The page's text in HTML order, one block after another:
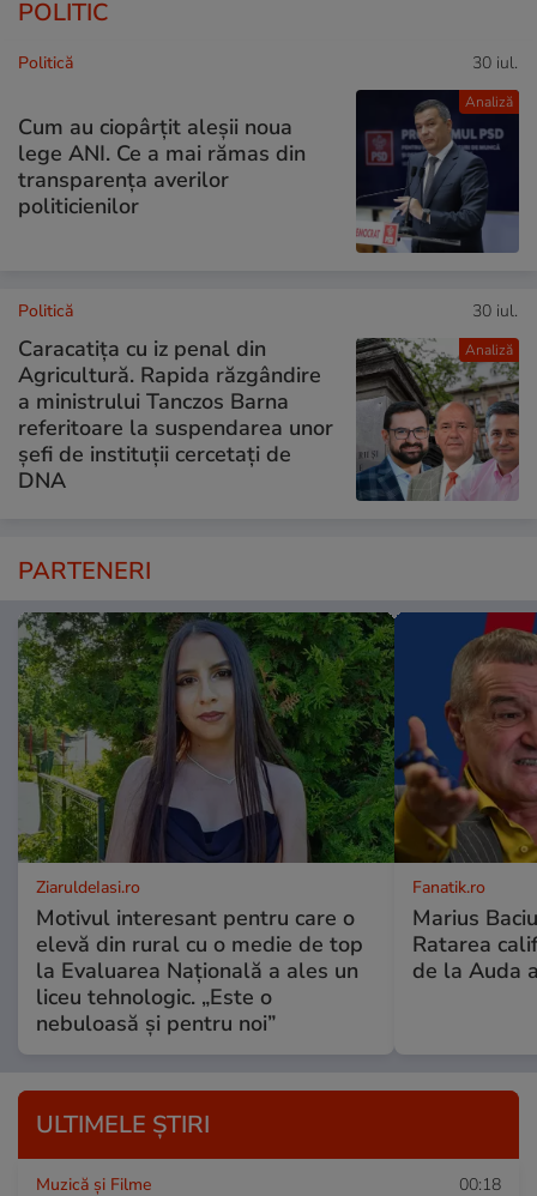
POLITIC
Analiză
Politică 30 iul.
Cum au ciopârțit aleșii noua
lege ANI. Ce a mai rămas din
transparența averilor
politicienilor
Analiză
Politică 30 iul.
Caracatița cu iz penal din
Agricultură. Rapida răzgândire
a ministrului Tanczos Barna
referitoare la suspendarea unor
șefi de instituții cercetați de
DNA
PARTENERI
ZiaruldeIasi.ro
Motivul interesant pentru care o
elevă din rural cu o medie de top
la Evaluarea Națională a ales un
liceu tehnologic. „Este o
nebuloasă și pentru noi”
Fanatik.ro
Marius
Ratarea
de la Auda
ULTIMELE ȘTIRI
Muzică și Filme 00:18